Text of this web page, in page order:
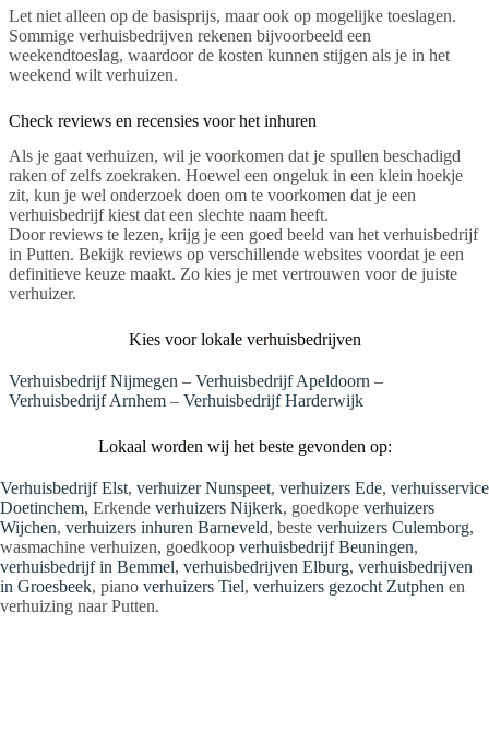
Let niet alleen op de basisprijs, maar ook op mogelijke toeslagen.
Sommige verhuisbedrijven rekenen bijvoorbeeld een
weekendtoeslag, waardoor de kosten kunnen stijgen als je in het
weekend wilt verhuizen.
Check reviews en recensies voor het inhuren
Als je gaat verhuizen, wil je voorkomen dat je spullen beschadigd
raken of zelfs zoekraken. Hoewel een ongeluk in een klein hoekje
zit, kun je wel onderzoek doen om te voorkomen dat je een
verhuisbedrijf kiest dat een slechte naam heeft.
Door reviews te lezen, krijg je een goed beeld van het verhuisbedrijf
in Putten. Bekijk reviews op verschillende websites voordat je een
definitieve keuze maakt. Zo kies je met vertrouwen voor de juiste
verhuizer.
Kies voor lokale verhuisbedrijven
Verhuisbedrijf Nijmegen – Verhuisbedrijf Apeldoorn –
Verhuisbedrijf Arnhem – Verhuisbedrijf Harderwijk
Lokaal worden wij het beste gevonden op:
Verhuisbedrijf Elst, verhuizer Nunspeet, verhuizers Ede, verhuisservice
Doetinchem, Erkende verhuizers Nijkerk, goedkope verhuizers
Wijchen, verhuizers inhuren Barneveld, beste verhuizers Culemborg,
wasmachine verhuizen, goedkoop verhuisbedrijf Beuningen,
verhuisbedrijf in Bemmel, verhuisbedrijven Elburg, verhuisbedrijven
in Groesbeek, piano verhuizers Tiel, verhuizers gezocht Zutphen en
verhuizing naar Putten.